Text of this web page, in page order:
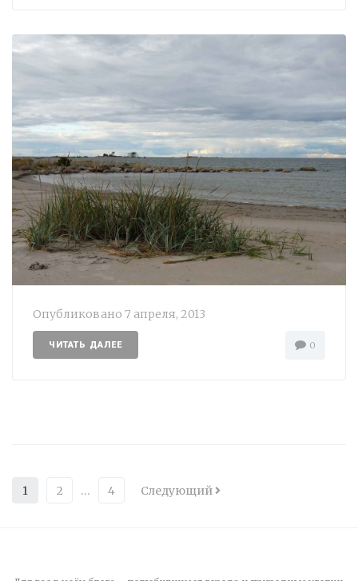
Опубликовано 7 апреля, 2013
ЧИТАТЬ ДАЛЕЕ 0
1 2 … 4 Следующий